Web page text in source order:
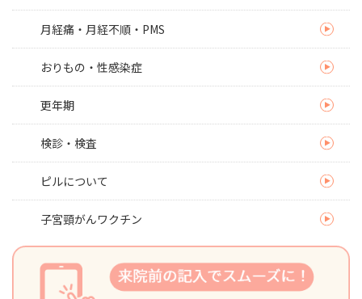
月経痛・月経不順・PMS
おりもの・性感染症
更年期
検診・検査
ピルについて
子宮頸がんワクチン